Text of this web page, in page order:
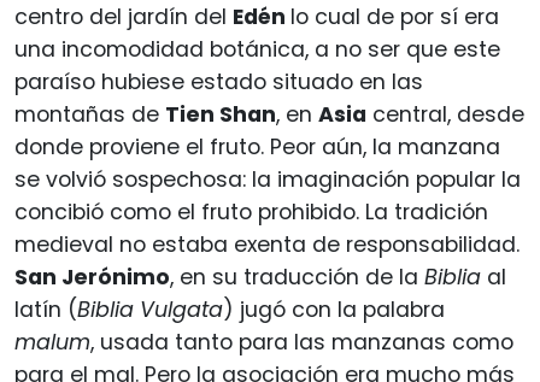
centro del jardín del Edén lo cual de por sí era
una incomodidad botánica, a no ser que este
paraíso hubiese estado situado en las
montañas de Tien Shan, en Asia central, desde
donde proviene el fruto. Peor aún, la manzana
se volvió sospechosa: la imaginación popular la
concibió como el fruto prohibido. La tradición
medieval no estaba exenta de responsabilidad.
San Jerónimo, en su traducción de la Biblia al
latín (Biblia Vulgata) jugó con la palabra
malum, usada tanto para las manzanas como
para el mal. Pero la asociación era mucho más